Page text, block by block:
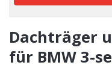
Dachträger
für BMW 3-